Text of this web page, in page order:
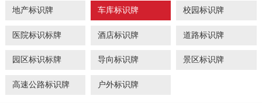
地产标识牌 车库标识牌 校园标识牌
医院标识标牌 酒店标识牌 道路标识牌
园区标识标牌 导向标识牌 景区标识牌
高速公路标识牌 户外标识牌